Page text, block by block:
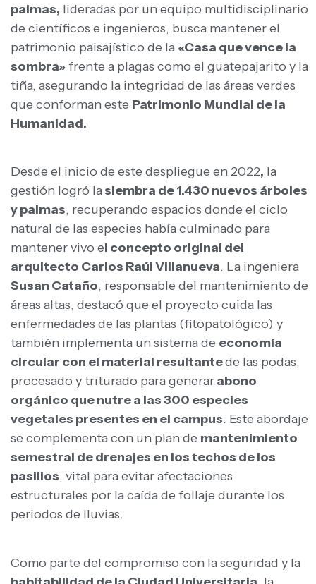
palmas, lideradas por un equipo multidisciplinario
de científicos e ingenieros, busca mantener el
patrimonio paisajístico de la «Casa que vence la
sombra»frente a plagas como el guatepajarito y la
tiña, asegurando la integridad de las áreas verdes
que conforman este Patrimonio Mundial de la
Humanidad.
Desde el inicio de este despliegue en 2022, la
gestión logró lasiembra de 1.430 nuevos árboles
y palmas, recuperando espacios donde el ciclo
natural de las especies había culminado para
mantener vivo el concepto original del
arquitecto Carlos Raúl Villanueva. La ingeniera
Susan Cataño, responsable del mantenimiento de
áreas altas, destacó que el proyecto cuida las
enfermedades de las plantas (fitopatológico) y
también implementa un sistema de economía
circular con el material resultantede las podas,
procesado y triturado para generarabono
orgánico que nutre a las 300 especies
vegetales presentes en el campus. Este abordaje
se complementa con un plan de mantenimiento
semestral de drenajes en los techos de los
pasillos, vital para evitar afectaciones
estructurales por la caída de follaje durante los
periodos de lluvias.
Como parte del compromiso con la seguridad y la